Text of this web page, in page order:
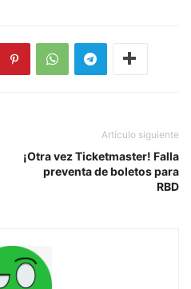
Artículo siguiente
¡Otra vez Ticketmaster! Falla
preventa de boletos para
RBD